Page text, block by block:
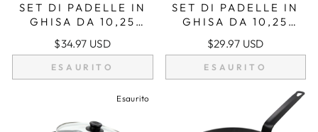
SET DI PADELLE IN
GHISA DA 10,25
POLLICI/26 CM CON
MANICI A DOPPIO
ANELLO, PADELLA,
PRESINE IN
$34.97 USD
ESAURITO
SET DI PADELLE IN
GHISA DA 10,25
POLLICI/26 CM,
INCLUSI GRANDI E
SUPPORTI
ASSISTENTI PER
$29.97 USD
ESAURITO
Esaurito